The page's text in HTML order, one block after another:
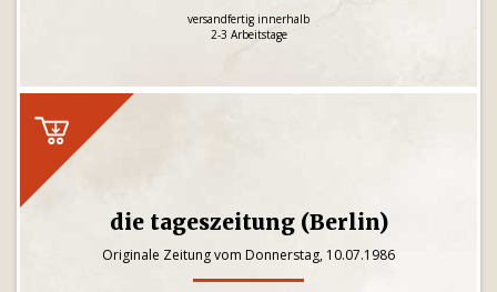
versandfertig innerhalb
2-3 Arbeitstage
die tageszeitung (Berlin)
Originale Zeitung vom Donnerstag, 10.07.1986